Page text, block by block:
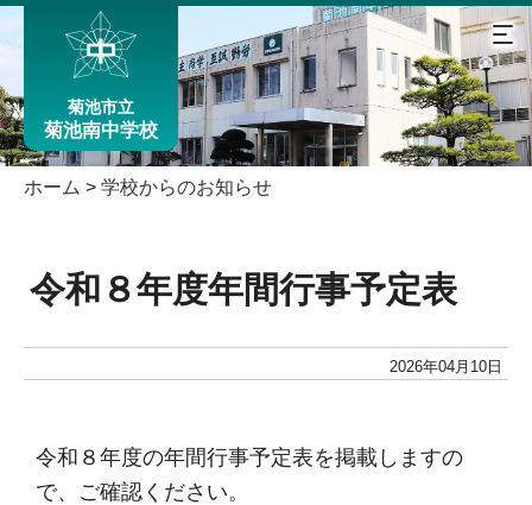
菊池市立
菊池南中学校
ホーム > 学校からのお知らせ
令和８年度年間行事予定表
2026年04月10日
令和８年度の年間行事予定表を掲載しますの
で、ご確認ください。